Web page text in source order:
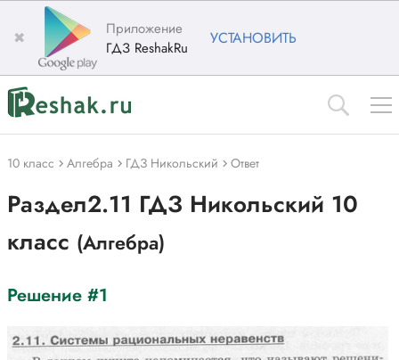
✖
Приложение
ГДЗ ReshakRu
УСТАНОВИТЬ
10 класс Алгебра ГДЗ Никольский Ответ
Раздел2.11 ГДЗ Никольский 10
класс (Алгебра)
Решение #1